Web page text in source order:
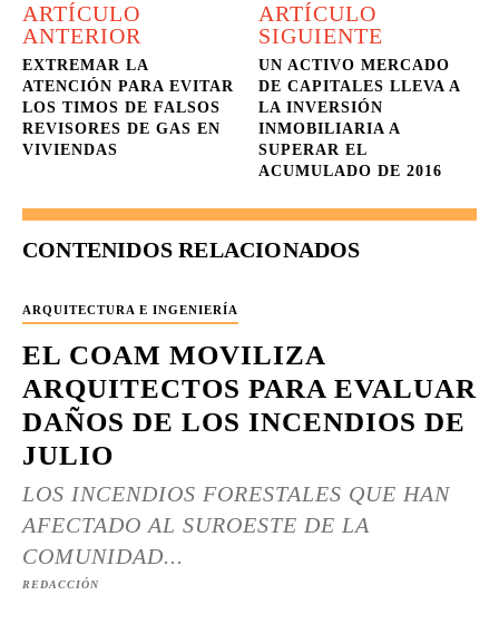
ARTÍCULO
ANTERIOR
EXTREMAR LA
ATENCIÓN PARA EVITAR
LOS TIMOS DE FALSOS
REVISORES DE GAS EN
VIVIENDAS
ARTÍCULO
SIGUIENTE
UN ACTIVO MERCADO
DE CAPITALES LLEVA A
LA INVERSIÓN
INMOBILIARIA A
SUPERAR EL
ACUMULADO DE 2016
CONTENIDOS RELACIONADOS
ARQUITECTURA E INGENIERÍA
EL COAM MOVILIZA
ARQUITECTOS PARA EVALUAR
DAÑOS DE LOS INCENDIOS DE
JULIO
LOS INCENDIOS FORESTALES QUE HAN
AFECTADO AL SUROESTE DE LA
COMUNIDAD...
REDACCIÓN